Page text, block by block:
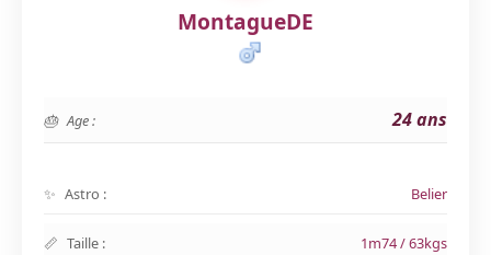
MontagueDE
Age : 24 ans
Astro : Belier
Taille : 1m74 / 63kgs